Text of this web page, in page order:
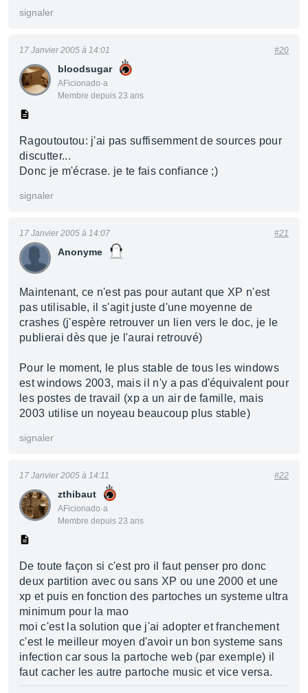
signaler
bloodsugar
AFicionado·a
Membre depuis 23 ans
17 Janvier 2005 à 14:01 #20
Ragoutoutou: j'ai pas suffisemment de sources pour
discutter...
Donc je m'écrase. je te fais confiance ;)
signaler
Anonyme
17 Janvier 2005 à 14:07 #21
Maintenant, ce n'est pas pour autant que XP n'est
pas utilisable, il s'agit juste d'une moyenne de
crashes (j'espère retrouver un lien vers le doc, je le
publierai dès que je l'aurai retrouvé)
Pour le moment, le plus stable de tous les windows
est windows 2003, mais il n'y a pas d'équivalent pour
les postes de travail (xp a un air de famille, mais
2003 utilise un noyeau beaucoup plus stable)
signaler
zthibaut
AFicionado·a
Membre depuis 23 ans
17 Janvier 2005 à 14:11 #22
De toute façon si c'est pro il faut penser pro donc
deux partition avec ou sans XP ou une 2000 et une
xp et puis en fonction des partoches un systeme ultra
minimum pour la mao
moi c'est la solution que j'ai adopter et franchement
c'est le meilleur moyen d'avoir un bon systeme sans
infection car sous la partoche web (par exemple) il
faut cacher les autre partoche music et vice versa.